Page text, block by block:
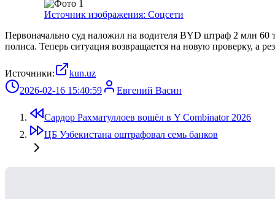
Источник изображения: Соцсети
Первоначально суд наложил на водителя BYD штраф 2 млн 60
полиса. Теперь ситуация возвращается на новую проверку, а
Источники:
kun.uz
2026-02-16 15:40:59
Евгений Васин
Сардор Рахматуллоев вошёл в Y Combinator 2026
ЦБ Узбекистана оштрафовал семь банков